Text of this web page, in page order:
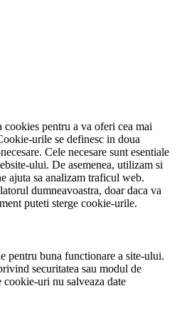
pentru a va oferi cea mai
urile se definesc in doua
Cele necesare sunt esentiale
ului. De asemenea, utilizam si
ajuta sa analizam traficul web.
dumneavoastra, doar daca va
puteti sterge cookie-urile.
pentru buna functionare a site-ului.
securitatea sau modul de
uri nu salveaza date